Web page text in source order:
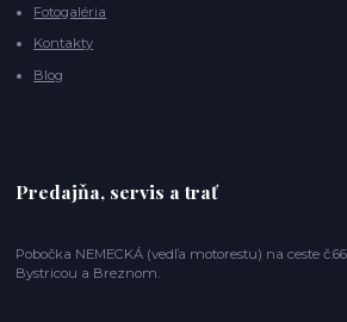
Fotogaléria
Kontakty
Blog
Predajňa, servis a trať
Pobočka NEMECKÁ (vedľa motorestu) na ceste
Bystricou a Breznom.